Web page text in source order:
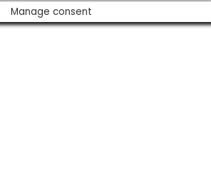
Manage consent